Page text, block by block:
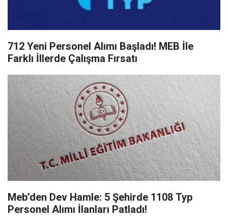
712 Yeni Personel Alımı Başladı! MEB İle
Farklı İllerde Çalışma Fırsatı
Meb’den Dev Hamle: 5 Şehirde 1108 Typ
Personel Alımı İlanları Patladı!